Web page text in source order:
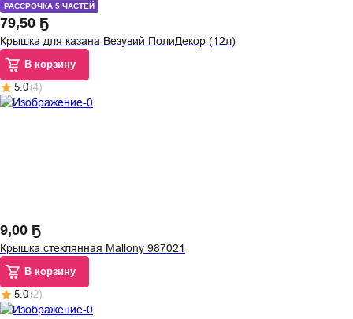
РАССРОЧКА 5 ЧАСТЕЙ
79,50 Ҕ
Крышка для казана Везувий ПолиДекор (12л)
В корзину
5.0 (4)
9,00 Ҕ
Крышка стеклянная Mallony 987021
В корзину
5.0 (2)